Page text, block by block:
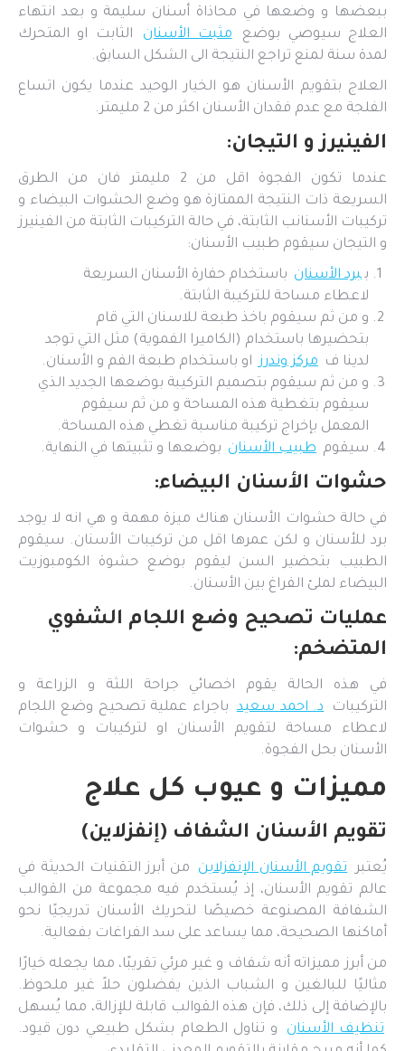
ببعضها و وضعها في محاذاة أسنان سليمة و بعد انتهاء
العلاج سيوصي بوضع
مثبت الأسنان
الثابت او المتحرك
لمدة سنة لمنع تراجع النتيجة الى الشكل السابق.
العلاج بتقويم الأسنان هو الخيار الوحيد عندما يكون اتساع
الفلجة مع عدم فقدان الأسنان اكثر من 2 مليمتر.
الفينيرز و التيجان:
عندما تكون الفجوة اقل من 2 مليمتر فان من الطرق
السريعة ذات النتيجة الممتازة هو وضع الحشوات البيضاء و
تركيبات الأسنانب الثابتة، في حالة التركيبات الثابتة من الفينيرز
و التيجان سيقوم طبيب الأسنان:
ببرد الأسنان باستخدام حفارة الأسنان السريعة
لاعطاء مساحة للتركيبة الثابتة.
و من ثم سيقوم باخذ طبعة للاسنان التي قام
بتحضيرها باستخدام (الكاميرا الفموية) مثل التي توجد
لدينا ف مركز وندرز او باستخدام طبعة الفم و الأسنان.
و من ثم سيقوم بتصميم التركيبة بوضعها الجديد الذي
سيقوم بتغطية هذه المساحة و من ثم سيقوم
المعمل بإخراج تركيبة مناسبة تغطي هذه المساحة.
سيقوم طبيب الأسنان بوضعها و تثبيتها في النهاية.
حشوات الأسنان البيضاء:
في حالة حشوات الأسنان هناك ميزة مهمة و هي انه لا يوجد
برد للأسنان و لكن عمرها اقل من تركيبات الأسنان. سيقوم
الطبيب بتحضير السن ليقوم بوضع حشوة الكومبوزيت
البيضاء لملئ الفراغ بين الأسنان.
عمليات تصحيح وضع اللجام الشفوي
المتضخم:
في هذه الحالة يقوم اخصائي جراحة اللثة و الزراعة و
التركيبات
د. احمد سعيد باجراء عملية تصحيح وضع اللجام
لاعطاء مساحة لتقويم الأسنان او لتركيبات و حشوات
الأسنان بحل الفجوة.
مميزات و عيوب كل علاج
تقويم الأسنان الشفاف (إنفزلاين)
يُعتبر تقويم الأسنان الإنفزلاين من أبرز التقنيات الحديثة في
عالم تقويم الأسنان، إذ يُستخدم فيه مجموعة من القوالب
الشفافة المصنوعة خصيصًا لتحريك الأسنان تدريجيًا نحو
أماكنها الصحيحة، مما يساعد على سد الفراغات بفعالية.
من أبرز مميزاته أنه شفاف و غير مرئي تقريبًا، مما يجعله خيارًا
مثاليًا للبالغين و الشباب الذين يفضلون حلاً غير ملحوظ.
بالإضافة إلى ذلك، فإن هذه القوالب قابلة للإزالة، مما يُسهل
تنظيف الأسنان
و تناول الطعام بشكل طبيعي دون قيود.